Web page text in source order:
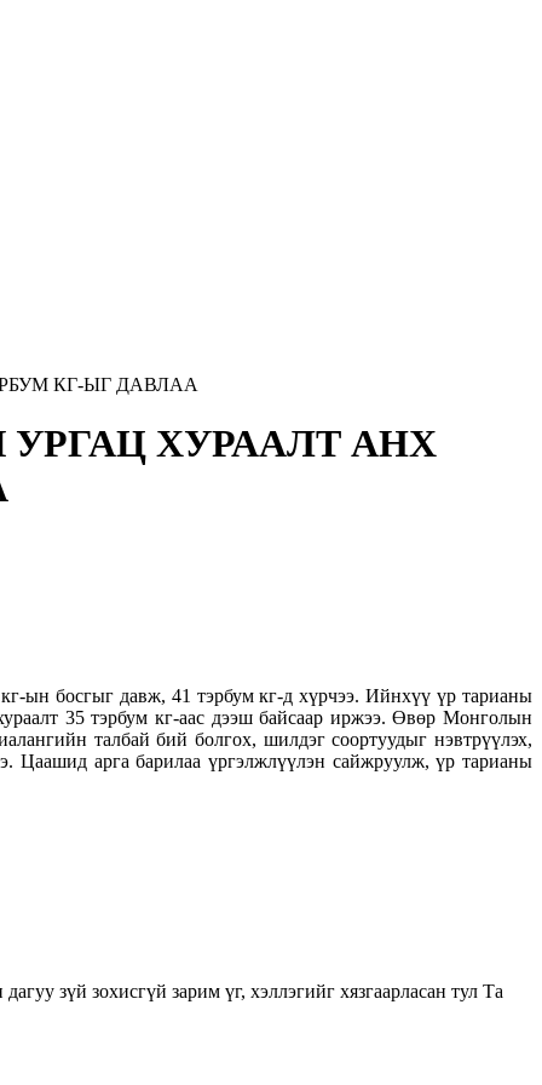
КГ-ЫГ ДАВЛАА
ХУРААЛТ АНХ
ын босгыг давж, 41 тэрбум кг-д хүрчээ. Ийнхүү үр тарианы
35 тэрбум кг-аас дээш байсаар иржээ. Өвөр Монголын
талбай бий болгох, шилдэг соортуудыг нэвтрүүлэх,
Цаашид арга барилаа үргэлжлүүлэн сайжруулж, үр тарианы
зүй зохисгүй зарим үг, хэллэгийг хязгаарласан тул Та